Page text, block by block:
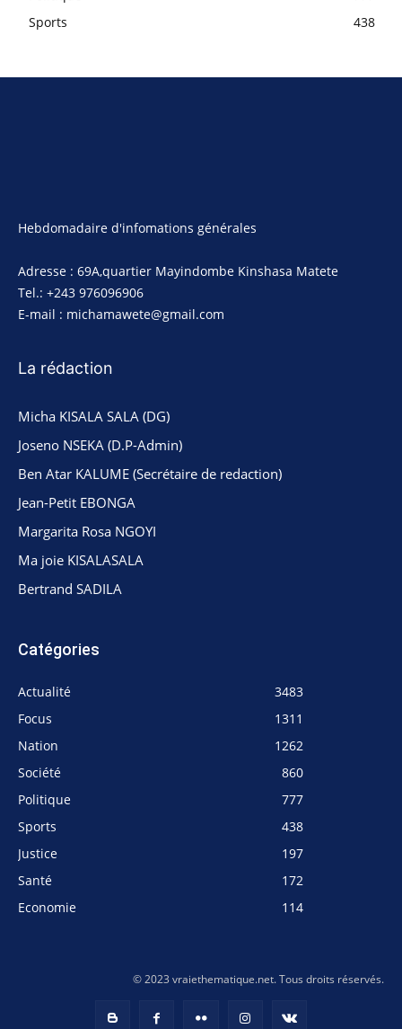
Sports
438
Hebdomadaire d'infomations générales
Adresse : 69A,quartier Mayindombe Kinshasa Matete
Tel.: +243 976096906
E-mail : michamawete@gmail.com
La rédaction
Micha KISALA SALA (DG)
Joseno NSEKA (D.P-Admin)
Ben Atar KALUME (Secrétaire de redaction)
Jean-Petit EBONGA
Margarita Rosa NGOYI
Ma joie KISALASALA
Bertrand SADILA
Catégories
Actualité
3483
Focus
1311
Nation
1262
Société
860
Politique
777
Sports
438
Justice
197
Santé
172
Economie
114
© 2023 vraiethematique.net. Tous droits réservés.